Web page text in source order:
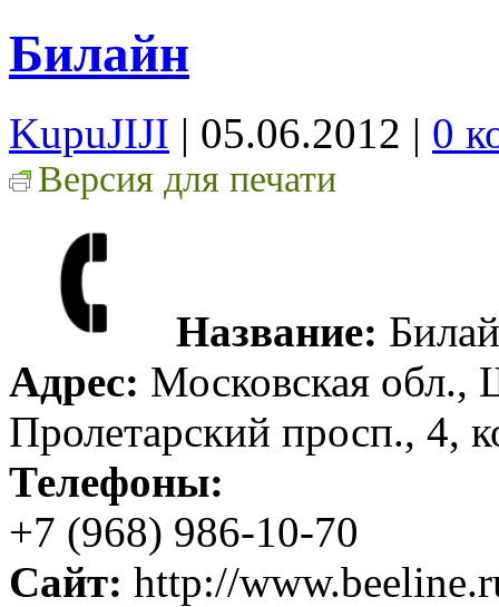
Билайн
KupuJIJI | 05.06.2012 | 0
Версия для печати
Название:
Адрес: Московская обл.,
Пролетарский просп., 4,
Телефоны:
+7 (968) 986-10-70
Сайт: http://